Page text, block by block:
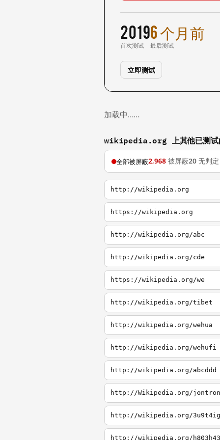
2019
首次测试
6 个月前
最后测试
立即测试
加载中……
wikipedia.org 上其他已测试
全部被屏蔽2,968 被屏蔽20 无判定
http://wikipedia.org
https://wikipedia.org
http://wikipedia.org/abc
http://wikipedia.org/cde
https://wikipedia.org/we
http://wikipedia.org/tibet
http://wikipedia.org/wehua
http://wikipedia.org/wehufi
http://wikipedia.org/abcddd
http://Wikipedia.org/jontron
http://wikipedia.org/
http://wikipedia.org/